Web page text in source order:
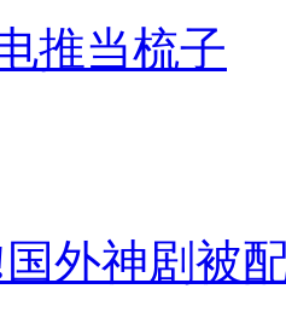
推当梳子
外神剧被